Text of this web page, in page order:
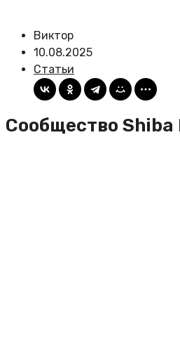
Виктор
10.08.2025
Статьи
Сообщество Shiba